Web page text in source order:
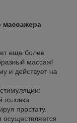
массажера
еще более
массаж!
и действует на
головка
простату.